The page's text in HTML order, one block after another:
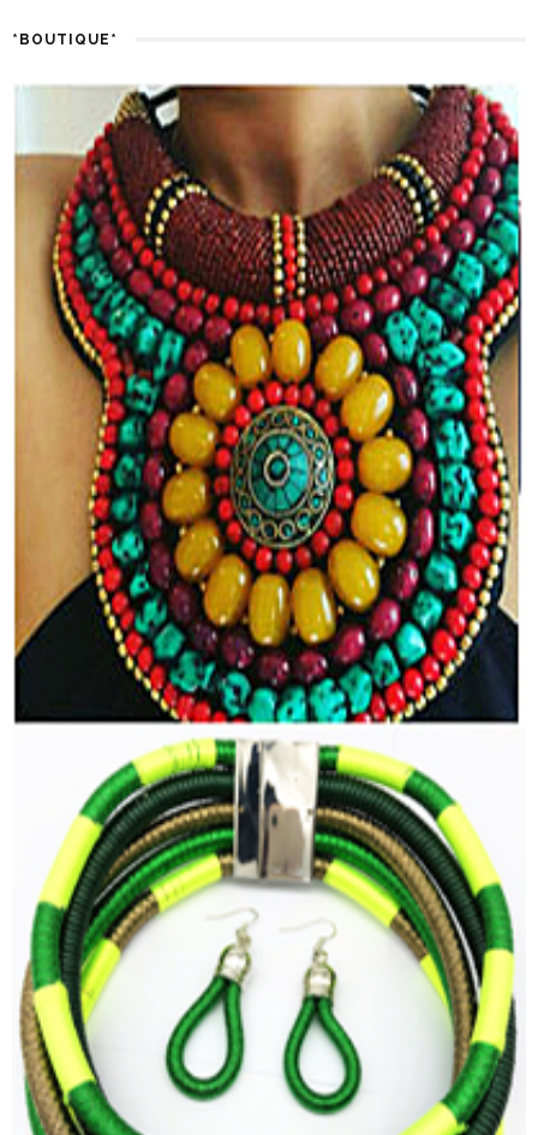
*BOUTIQUE*